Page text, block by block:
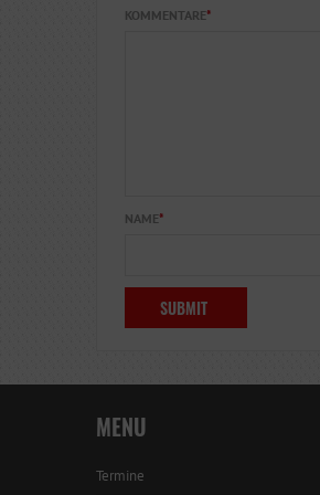
KOMMENTARE*
NAME*
MENU
Termine